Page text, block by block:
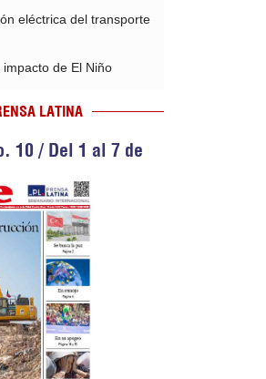
eléctrica del transporte
de El Niño
LATINA
10 / Del 1 al 7 de